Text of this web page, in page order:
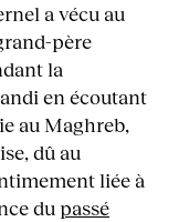
a vécu au
père
la
en écoutant
au Maghreb,
dû au
liée à
dupassé